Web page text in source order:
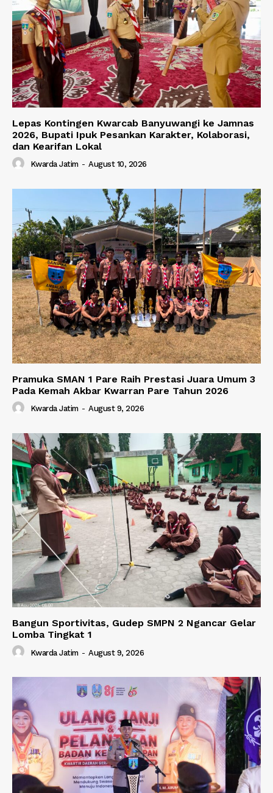
Lepas Kontingen Kwarcab Banyuwangi ke Jamnas
2026, Bupati Ipuk Pesankan Karakter, Kolaborasi,
dan Kearifan Lokal
Kwarda Jatim - August 10, 2026
Pramuka SMAN 1 Pare Raih Prestasi Juara Umum 3
Pada Kemah Akbar Kwarran Pare Tahun 2026
Kwarda Jatim - August 9, 2026
Bangun Sportivitas, Gudep SMPN 2 Ngancar Gelar
Lomba Tingkat 1
Kwarda Jatim - August 9, 2026